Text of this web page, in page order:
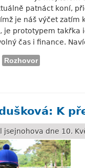
patnáct koní,
je náš výčet zatím
je prototypem takřka
čas i finance.
Rozhovor
K
jsejnohova dne 10.